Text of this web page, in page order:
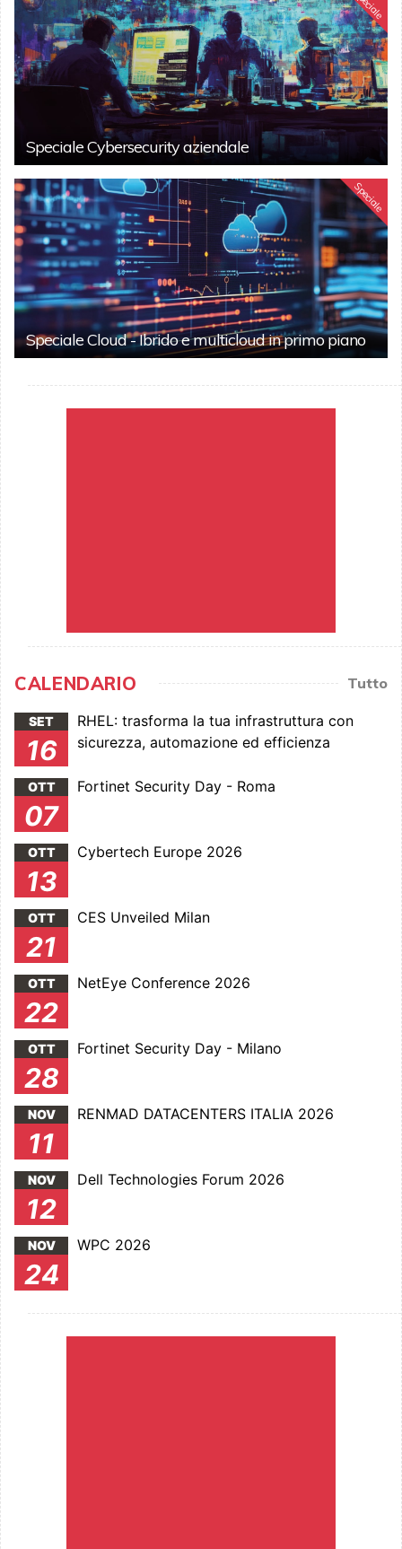
Speciale Cybersecurity aziendale
Speciale
Speciale Cloud - Ibrido e multicloud in primo piano
CALENDARIO Tutto
SET
16
RHEL: trasforma la tua infrastruttura con
sicurezza, automazione ed efficienza
OTT
07
Fortinet Security Day - Roma
OTT
13
Cybertech Europe 2026
OTT
21
CES Unveiled Milan
OTT
22
NetEye Conference 2026
OTT
28
Fortinet Security Day - Milano
NOV
11
RENMAD DATACENTERS ITALIA 2026
NOV
12
Dell Technologies Forum 2026
NOV
24
WPC 2026